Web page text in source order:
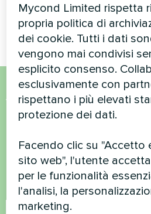
Volete
domande?
Contattateci e vi
Nome
Mycond Limited rispetta
propria politica di
dei cookie. Tutti i dati
vengono mai condivisi
esplicito consenso.
esclusivamente con
rispettano i più elevati
protezione dei dati.
Facendo clic su "Accetto
sito web", l'utente
per le funzionalità
l'analisi, la
marketing.